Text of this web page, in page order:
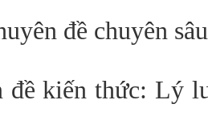
đề chuyên
đề kiến thức: Lý